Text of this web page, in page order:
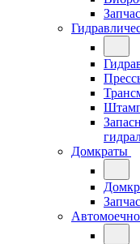
Домкраты